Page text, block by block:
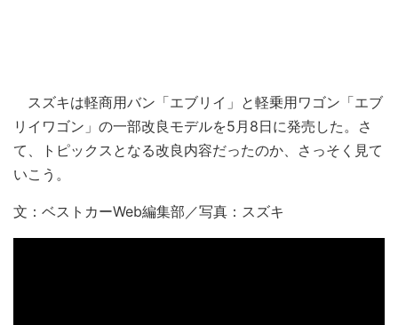
スズキは軽商用バン「エブリイ」と軽乗用ワゴン「エブ
リイワゴン」の一部改良モデルを5月8日に発売した。さ
て、トピックスとなる改良内容だったのか、さっそく見て
いこう。
文：ベストカーWeb編集部／写真：スズキ